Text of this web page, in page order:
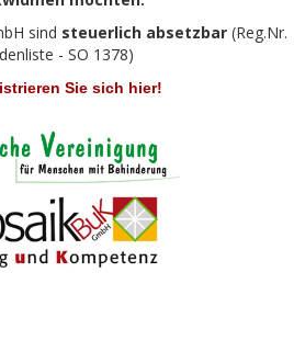
sind steuerlich absetzbar(Reg.Nr.
- SO 1378)
Sie sich hier!